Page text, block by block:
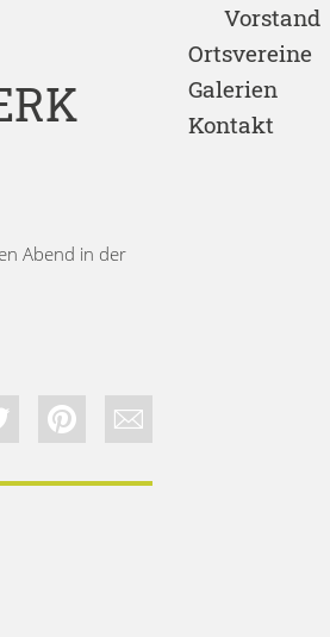
Abend in der
Vorstand
Ortsvereine
Galerien
Kontakt